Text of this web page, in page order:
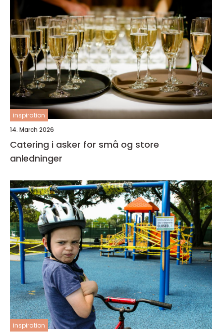
inspiration
14. March 2026
Catering i asker for små og store
anledninger
inspiration